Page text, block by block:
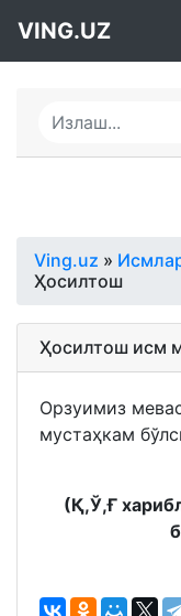
VING.UZ
Ving.uz »
Ҳосилтош
Ҳосилтош исм
Орзуимиз
мустаҳкам
(Қ,Ў,Ғ